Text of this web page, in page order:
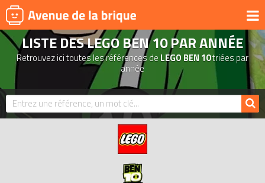
UNIVERS
PRODUITS DÉRIVÉS
NOUVEAUTÉS
LEGO 2026
BONS PLANS
ACTUALITÉS
ASSOCIATIONS DE FANS
LISTE DES LEGO BEN 10 PAR ANNÉE
Retrouvez ici toutes les références de LEGO BEN 10triées par
année